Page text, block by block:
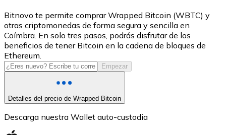
USD Coin
USDC
Bitnovo te permite comprar Wrapped Bitcoin (WBTC) y
otras criptomonedas de forma segura y sencilla en
Coímbra. En solo tres pasos, podrás disfrutar de los
beneficios de tener Bitcoin en la cadena de bloques de
Ethereum.
Empezar
Detalles del precio de Wrapped Bitcoin
Descarga nuestra Wallet auto-custodia